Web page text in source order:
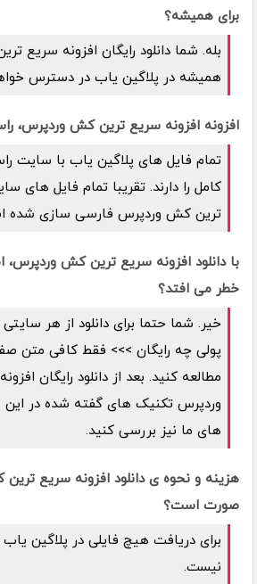
برای همیشه؟
بله. شما دانلود رایگان افزونه سریع
همیشه در پلاگین یاب در دسترس
افزونه افزونه سریع ترین کش وردپرس،
تمام فایل های پلاگین یاب با سایت
کامل را دارند. تقریبا تمام فایل های
ترین کش وردپرس فارسی سازی شده
با دانلود افزونه سریع ترین کش
خطر می افتد؟
خیر. شما حتما برای دانلود از هر
پولی چه رایگان >>> فقط کافی متن
مطالعه کنید. بعد از دانلود رایگان
وردپرس تکنیک های گفته شده در این
های ما نیز بررسی کنید.
هزینه و نحوه ی دانلود افزونه سریع
صورت است؟
برای دریافت هیچ فایلی در پلاگین
نیست.